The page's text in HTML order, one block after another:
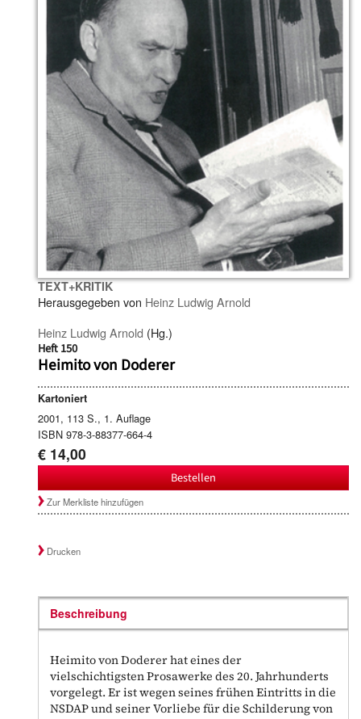
TEXT+KRITIK
Herausgegeben von Heinz Ludwig Arnold
Heinz Ludwig Arnold (Hg.)
Heft 150
Heimito von Doderer
Kartoniert
2001, 113 S., 1. Auflage
ISBN 978-3-88377-664-4
€ 14,00
Bestellen
Zur Merkliste hinzufügen
Drucken
Beschreibung
Heimito von Doderer hat eines der
vielschichtigsten Prosawerke des 20. Jahrhunderts
vorgelegt. Er ist wegen seines frühen Eintritts in die
NSDAP und seiner Vorliebe für die Schilderung von